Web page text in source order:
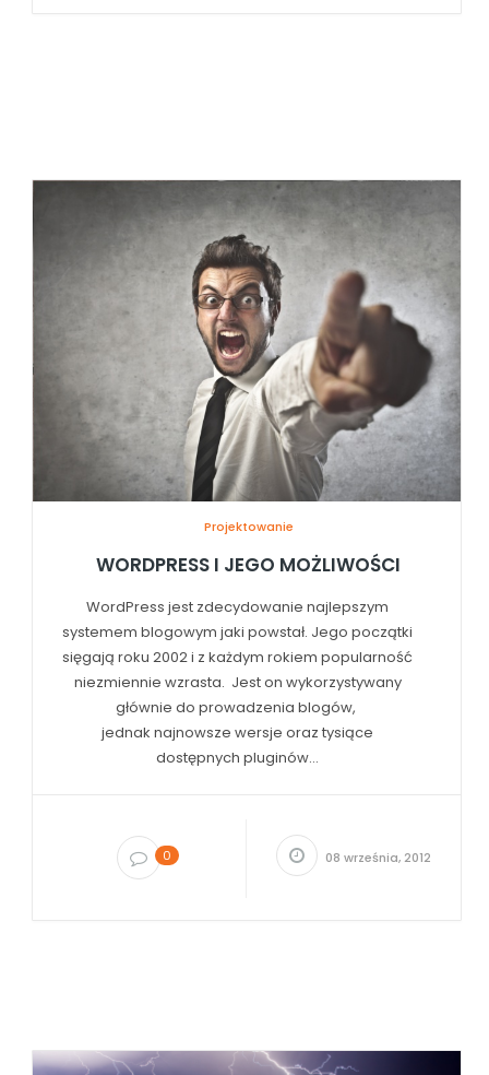
Projektowanie
WORDPRESS I JEGO MOŻLIWOŚCI
WordPress jest zdecydowanie najlepszym
systemem blogowym jaki powstał. Jego początki
sięgają roku 2002 i z każdym rokiem popularność
niezmiennie wzrasta. Jest on wykorzystywany
głównie do prowadzenia blogów,
jednak najnowsze wersje oraz tysiące
dostępnych pluginów...
0 08 września, 2012